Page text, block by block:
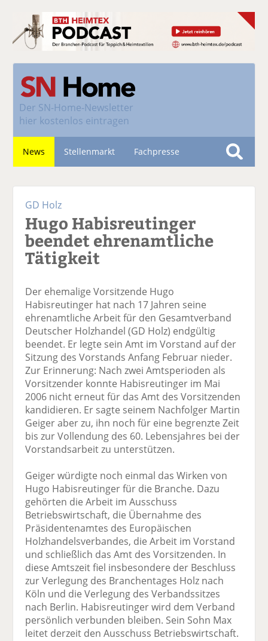
Der SN-Home-Newsletter
hier kostenlos eintragen
News Stellenmarkt Fachpresse
S
GD Holz
Hugo Habisreutinger
beendet ehrenamtliche
Tätigkeit
Der ehemalige Vorsitzende Hugo
Habisreutinger hat nach 17 Jahren seine
ehrenamtliche Arbeit für den Gesamtverband
Deutscher Holzhandel (GD Holz) endgültig
beendet. Er legte sein Amt im Vorstand auf der
Sitzung des Vorstands Anfang Februar nieder.
Zur Erinnerung: Nach zwei Amtsperioden als
Vorsitzender konnte Habisreutinger im Mai
2006 nicht erneut für das Amt des Vorsitzenden
kandidieren. Er sagte seinem Nachfolger Martin
Geiger aber zu, ihn noch für eine begrenzte Zeit
bis zur Vollendung des 60. Lebensjahres bei der
Vorstandsarbeit zu unterstützen.
Geiger würdigte noch einmal das Wirken von
Hugo Habisreutinger für die Branche. Dazu
gehörten die Arbeit im Ausschuss
Betriebswirtschaft, die Übernahme des
Präsidentenamtes des Europäischen
Holzhandelsverbandes, die Arbeit im Vorstand
und schließlich das Amt des Vorsitzenden. In
diese Amtszeit fiel insbesondere der Beschluss
zur Verlegung des Branchentages Holz nach
Köln und die Verlegung des Verbandssitzes
nach Berlin. Habisreutinger wird dem Verband
persönlich verbunden bleiben. Sein Sohn Max
leitet derzeit den Ausschuss Betriebswirtschaft.